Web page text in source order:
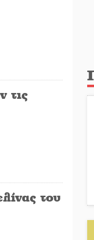
τις
του